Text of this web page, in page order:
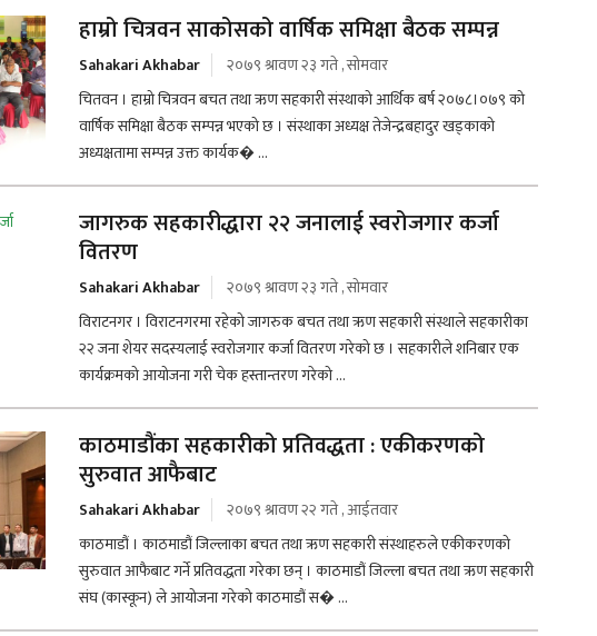
हाम्रो चित्रवन साकोसको वार्षिक समिक्षा बैठक सम्पन्न
Sahakari Akhabar
२०७९ श्रावण २३ गते , सोमवार
चितवन । हाम्रो चित्रवन बचत तथा ऋण सहकारी संस्थाको आर्थिक बर्ष २०७८।०७९ को
वार्षिक समिक्षा बैठक सम्पन्न भएको छ । संस्थाका अध्यक्ष तेजेन्द्रबहादुर खड्काको
अध्यक्षतामा सम्पन्न उक्त कार्यक� ...
जागरुक सहकारीद्धारा २२ जनालाई स्वरोजगार कर्जा
वितरण
Sahakari Akhabar
२०७९ श्रावण २३ गते , सोमवार
विराटनगर । विराटनगरमा रहेको जागरुक बचत तथा ऋण सहकारी संस्थाले सहकारीका
२२ जना शेयर सदस्यलाई स्वरोजगार कर्जा वितरण गरेको छ । सहकारीले शनिबार एक
कार्यक्रमको आयोजना गरी चेक हस्तान्तरण गरेको ...
काठमाडौंका सहकारीको प्रतिवद्धता : एकीकरणको
सुरुवात आफैबाट
Sahakari Akhabar
२०७९ श्रावण २२ गते , आईतवार
काठमाडौं । काठमाडौं जिल्लाका बचत तथा ऋण सहकारी संस्थाहरुले एकीकरणको
सुरुवात आफैबाट गर्ने प्रतिवद्धता गरेका छन् । काठमाडौं जिल्ला बचत तथा ऋण सहकारी
संघ (कास्कून) ले आयोजना गरेको काठमाडौं स� ...